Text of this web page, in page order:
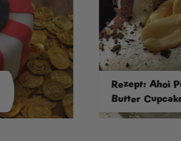
Rezept: Ahoi
Butter